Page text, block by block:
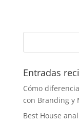
Entradas
Cómo
con Branding y
Best House